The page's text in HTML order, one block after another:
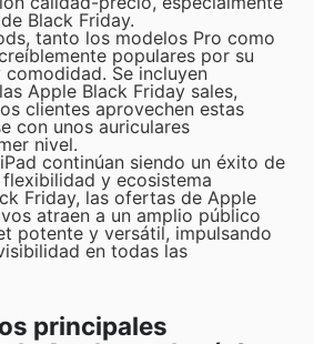
Black Friday.
tanto los modelos Pro como
populares por su
Se incluyen
Apple Black Friday sales,
clientes aprovechen estas
con unos auriculares
nivel.
continúan siendo un éxito de
y ecosistema
Friday, las ofertas de Apple
atraen a un amplio público
potente y versátil, impulsando
en todas las
principales